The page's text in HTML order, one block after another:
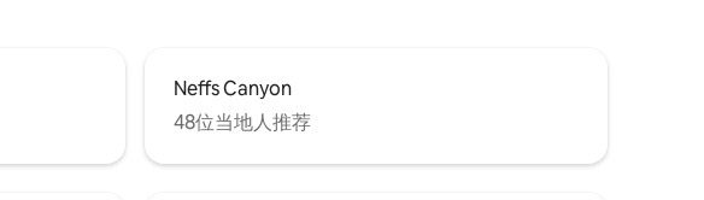
Neffs Canyon
48位当地人推荐